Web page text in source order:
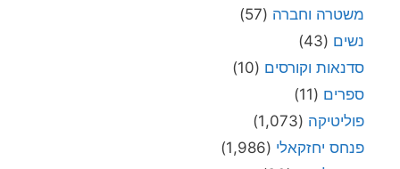
משטרה וחברה (57)
נשים (43)
סדנאות וקורסים (10)
ספרים (11)
פוליטיקה (1,073)
פנחס יחזקאלי (1,986)